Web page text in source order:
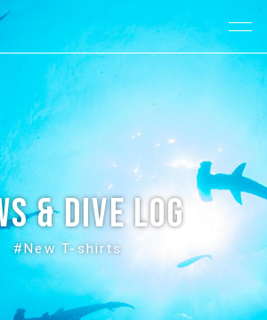
& Dive Log
#New T-shirts